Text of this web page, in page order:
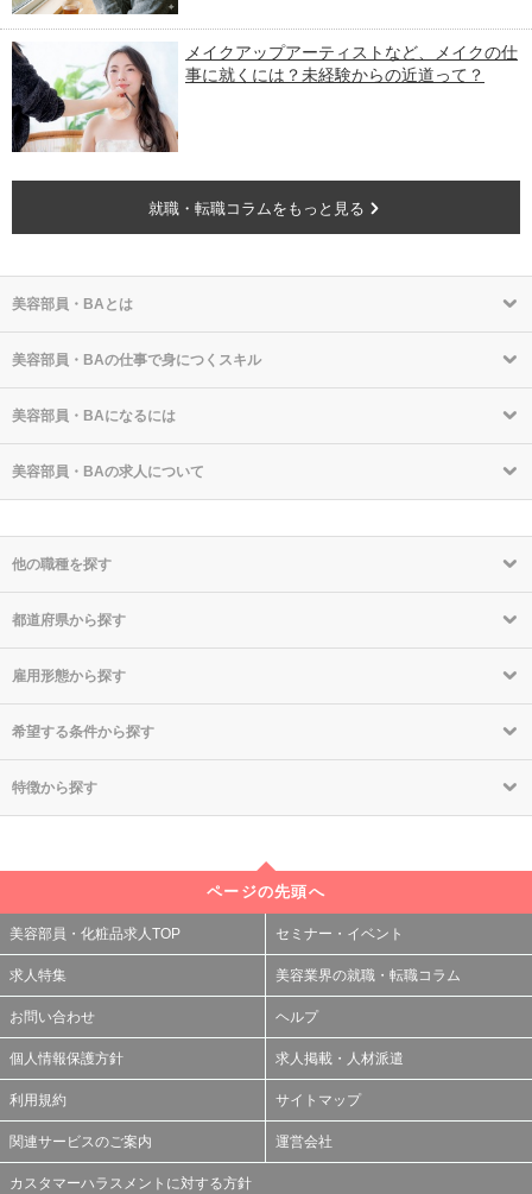
メイクアップアーティストなど、メイクの仕
事に就くには？未経験からの近道って？
就職・転職コラムをもっと見る
美容部員・BAとは
美容部員・BAの仕事で身につくスキル
美容部員・BAになるには
美容部員・BAの求人について
他の職種を探す
都道府県から探す
雇用形態から探す
希望する条件から探す
特徴から探す
ページの先頭へ
美容部員・化粧品求人TOP セミナー・イベント
求人特集 美容業界の就職・転職コラム
お問い合わせ ヘルプ
個人情報保護方針 求人掲載・人材派遣
利用規約 サイトマップ
関連サービスのご案内 運営会社
カスタマーハラスメントに対する方針